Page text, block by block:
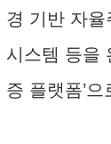
경 기반 자
시스템 등을
증 플랫폼’